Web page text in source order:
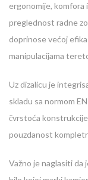
ergonomije, komfora
preglednost radne
doprinose većoj
manipulacijama
Uz dizalicu je
skladu sa normom
čvrstoća
pouzdanost
Važno je naglasiti da